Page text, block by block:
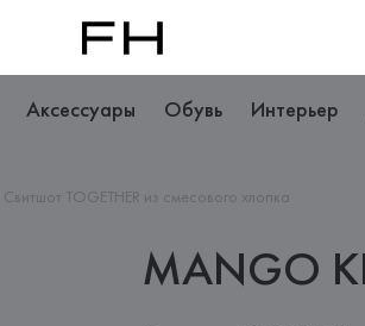
Аксессуары Обувь Интерьер
Свитшот TOGETHER из смесового хлопка
MANGO